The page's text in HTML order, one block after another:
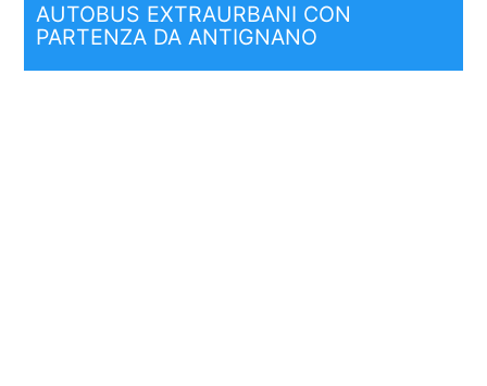
AUTOBUS EXTRAURBANI CON
PARTENZA DA ANTIGNANO